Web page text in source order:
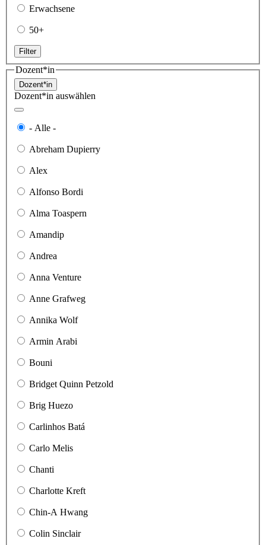
Erwachsene
50+
Filter
Dozent*in
Dozent*in
Dozent*in auswählen
- Alle -
Abreham Dupierry
Alex
Alfonso Bordi
Alma Toaspern
Amandip
Andrea
Anna Venture
Anne Grafweg
Annika Wolf
Armin Arabi
Bouni
Bridget Quinn Petzold
Brig Huezo
Carlinhos Batá
Carlo Melis
Chanti
Charlotte Kreft
Chin-A Hwang
Colin Sinclair